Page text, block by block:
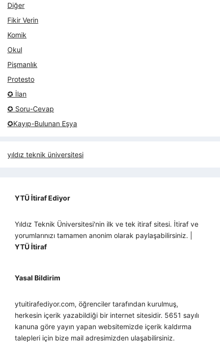
Diğer
Fikir Verin
Komik
Okul
Pişmanlık
Protesto
✪ İlan
✪ Soru-Cevap
✪Kayıp-Bulunan Eşya
yıldız teknik üniversitesi
YTÜ İtiraf Ediyor
Yıldız Teknik Üniversitesi'nin ilk ve tek itiraf sitesi. İtiraf ve
yorumlarınızı tamamen anonim olarak paylaşabilirsiniz. |
YTÜ İtiraf
Yasal Bildirim
ytuitirafediyor.com, öğrenciler tarafından kurulmuş,
herkesin içerik yazabildiği bir internet sitesidir. 5651 sayılı
kanuna göre yayın yapan websitemizde içerik kaldırma
talepleri için bize mail adresimizden ulaşabilirsiniz.